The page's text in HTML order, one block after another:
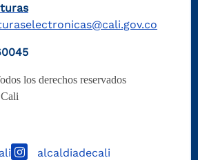
los derechos reservados
alcaldiadecali